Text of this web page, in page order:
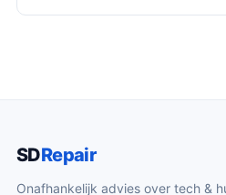
SDRepair
Onafhankelijk advies over tech &